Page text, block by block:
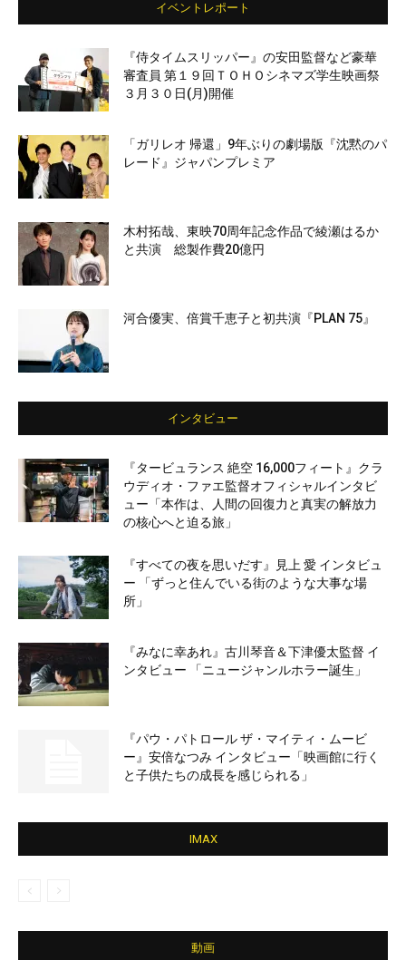
イベントレポート
『侍タイムスリッパー』の安田監督など豪華
審査員 第１９回ＴＯＨＯシネマズ学生映画祭
３月３０日(月)開催
「ガリレオ 帰還」9年ぶりの劇場版『沈黙のパ
レード』ジャパンプレミア
木村拓哉、東映70周年記念作品で綾瀬はるか
と共演 総製作費20億円
河合優実、倍賞千恵子と初共演『PLAN 75』
インタビュー
『タービュランス 絶空 16,000フィート』クラ
ウディオ・ファエ監督オフィシャルインタビ
ュー「本作は、人間の回復力と真実の解放力
の核心へと迫る旅」
『すべての夜を思いだす』見上 愛 インタビュ
ー 「ずっと住んでいる街のような大事な場
所」
『みなに幸あれ』古川琴音＆下津優太監督 イ
ンタビュー 「ニュージャンルホラー誕生」
『パウ・パトロール ザ・マイティ・ムービ
ー』安倍なつみ インタビュー「映画館に行く
と子供たちの成長を感じられる」
IMAX
動画